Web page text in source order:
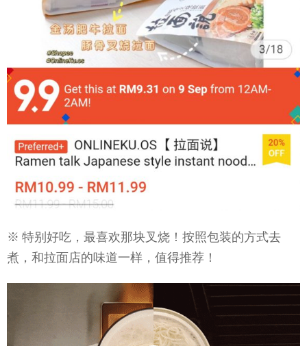
※ 特别好吃，最喜欢那块叉烧！按照包装的方式去
煮，和拉面店的味道一样，值得推荐！